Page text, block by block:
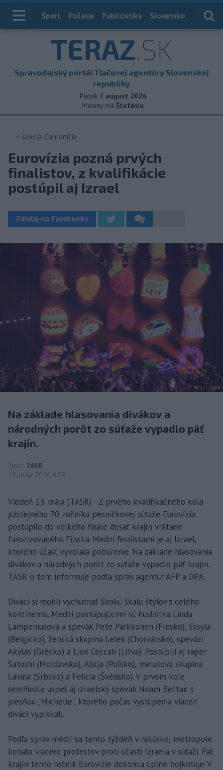
Index
Šport Počasie Publicistika Slovensko
TERAZ.SK
Spravodajský portál Tlačovej agentúry Slovenskej
republiky
Piatok 7. august 2026
Meniny má Štefánia
< sekcia Zahraničie
Eurovízia pozná prvých
finalistov, z kvalifikácie
postúpil aj Izrael
Zdieľaj na Facebooku
Na základe hlasovania divákov a
národných porôt zo súťaže vypadlo päť
krajín.
Autor TASR
13. mája 2026 6:32
Viedeň 13. mája (TASR) - Z prvého kvalifikačného kola
jubilejného 70. ročníka pesničkovej súťaže Eurovízia
postúpilo do veľkého finále desať krajín vrátane
favorizovaného Fínska. Medzi finalistami je aj Izrael,
ktorého účasť vyvolala pobúrenie. Na základe hlasovania
divákov a národných porôt zo súťaže vypadlo päť krajín.
TASR o tom informuje podľa správ agentúr AFP a DPA.
Diváci si mohli vychutnať širokú škálu štýlov z celého
kontinentu. Medzi postupujúcimi sú huslistka Linda
Lampeniusová a spevák Pete Parkkonen (Fínsko), Essyla
(Belgicko), ženská skupina Lelek (Chorvátsko), speváci
Akylas (Grécko) a Lion Ceccah (Litva). Postúpili aj raper
Satoshi (Moldavsko), Alicja (Poľsko), metalová skupina
Lavina (Srbsko) a Felicia (Švédsko). V prvom kole
semifinále uspel aj izraelský spevák Noam Bettan s
piesňou „Michelle“, ktorého počas vystúpenia viacerí
diváci vypískali.
Podľa správ médií sa tento týždeň v rakúskej metropole
konalo viacero protestov proti účasti Izraela v súťaži. Päť
krajín tento ročník Eurovízie dokonca úplne bojkotuje. V